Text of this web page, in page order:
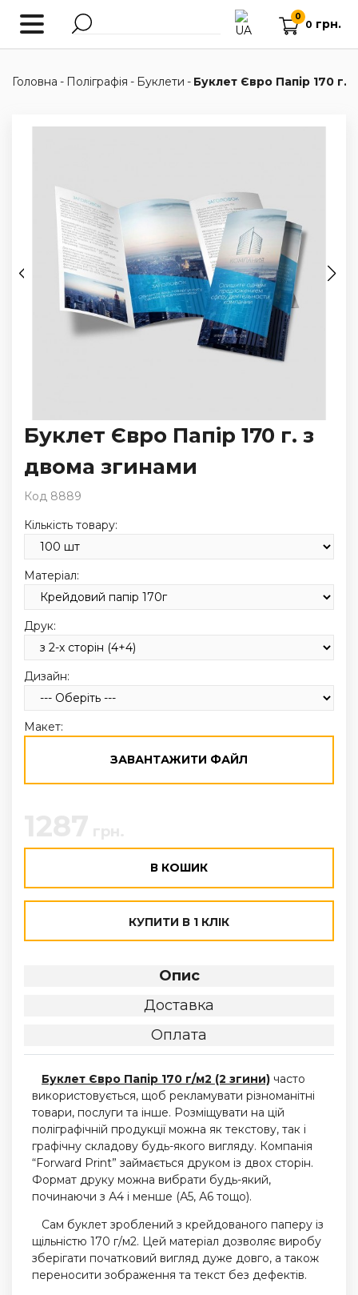
0
0 грн.
Головна - Поліграфія - Буклети - Буклет Євро Папір 170 г.
Буклет Євро Папір 170 г. з
двома згинами
Код 8889
Кількість товару:
Матеріал:
Друк:
Дизайн:
Макет:
ЗАВАНТАЖИТИ ФАЙЛ
В КОШИК
КУПИТИ В 1 КЛІК
Опис
Доставка
Оплата
Буклет Євро Папір 170 г/м2 (2 згини) часто
використовується, щоб рекламувати різноманітні
товари, послуги та інше. Розміщувати на цій
поліграфічній продукції можна як текстову, так і
графічну складову будь-якого вигляду. Компанія
“Forward Print” займається друком із двох сторін.
Формат друку можна вибрати будь-який,
починаючи з А4 і менше (А5, А6 тощо).
Сам буклет зроблений з крейдованого паперу із
щільністю 170 г/м2. Цей матеріал дозволяє виробу
зберігати початковий вигляд дуже довго, а також
переносити зображення та текст без дефектів.